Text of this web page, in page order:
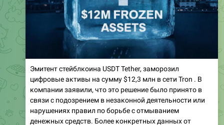
Эмитент стейблкоина USDT Tether, заморозил
цифровые активы на сумму $12,3 млн в сети Tron . В
компании заявили, что это решение было принято в
связи с подозрением в незаконной деятельности или
нарушениях правил по борьбе с отмыванием
денежных средств. Более конкретных данных от